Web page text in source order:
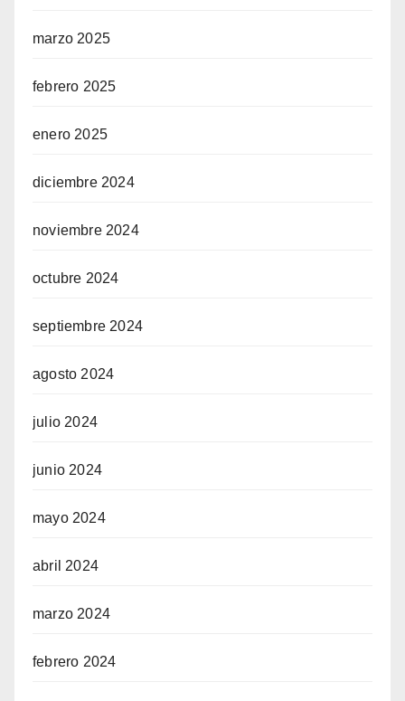
marzo 2025
febrero 2025
enero 2025
diciembre 2024
noviembre 2024
octubre 2024
septiembre 2024
agosto 2024
julio 2024
junio 2024
mayo 2024
abril 2024
marzo 2024
febrero 2024